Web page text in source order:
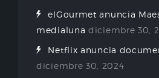
elGourmet anuncia
medialuna diciembre 30,
Netflix anuncia
diciembre 30, 2024